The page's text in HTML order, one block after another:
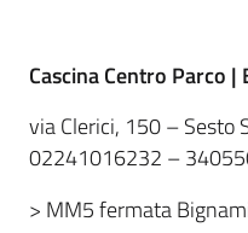
Cascina Centro Parco |
via Clerici, 150 – Sesto
02241016232 –
> MM5 fermata